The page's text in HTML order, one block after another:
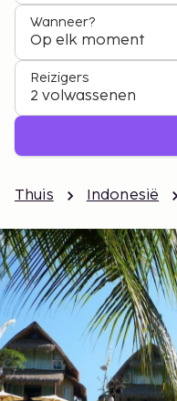
Wanneer?
Op elk moment
Reizigers
2 volwassenen
Thuis Indonesië